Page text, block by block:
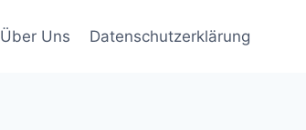
Über Uns Datenschutzerklärung